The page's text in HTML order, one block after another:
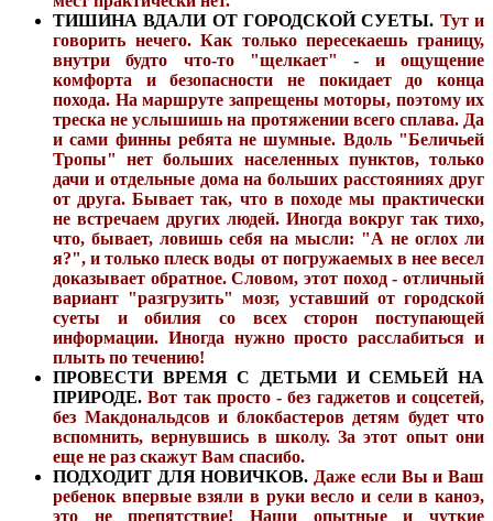
ТИШИНА ВДАЛИ ОТ ГОРОДСКОЙ СУЕТЫ. Тут и
говорить нечего. Как только пересекаешь границу,
внутри будто что-то "щелкает" - и ощущение
комфорта и безопасности не покидает до конца
похода. На маршруте запрещены моторы, поэтому их
треска не услышишь на протяжении всего сплава. Да
и сами финны ребята не шумные. Вдоль "Беличьей
Тропы" нет больших населенных пунктов, только
дачи и отдельные дома на больших расстояниях друг
от друга. Бывает так, что в походе мы практически
не встречаем других людей. Иногда вокруг так тихо,
что, бывает, ловишь себя на мысли: "А не оглох ли
я?", и только плеск воды от погружаемых в нее весел
доказывает обратное. Словом, этот поход - отличный
вариант "разгрузить" мозг, уставший от городской
суеты и обилия со всех сторон поступающей
информации. Иногда нужно просто расслабиться и
плыть по течению!
ПРОВЕСТИ ВРЕМЯ С ДЕТЬМИ И СЕМЬЕЙ НА
ПРИРОДЕ.Вот так просто - без гаджетов и соцсетей,
без Макдональдсов и блокбастеров детям будет что
вспомнить, вернувшись в школу. За этот опыт они
еще не раз скажут Вам спасибо.
ПОДХОДИТ ДЛЯ НОВИЧКОВ. Даже если Вы и Ваш
ребенок впервые взяли в руки весло и сели в каноэ,
это не препятствие! Наши опытные и чуткие